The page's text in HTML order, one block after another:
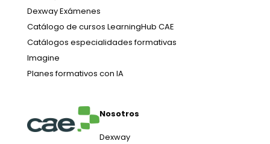
Dexway Exámenes
Catálogo de cursos LearningHub CAE
Catálogos especialidades formativas
Imagine
Planes formativos con IA
Nosotros
Dexway